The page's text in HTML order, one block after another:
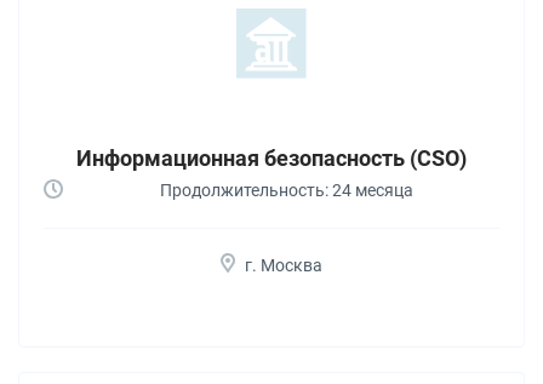
Информационная безопасность (CSO)
Продолжительность: 24 месяца
г. Москва